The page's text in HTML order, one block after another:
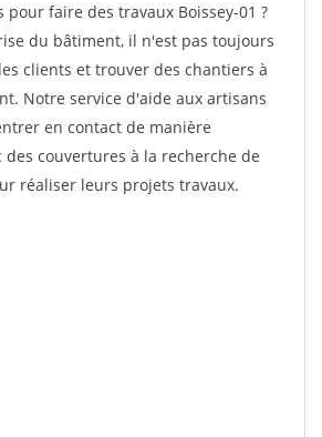
faire des travaux Boissey-01 ?
du bâtiment, il n'est pas toujours
clients et trouver des chantiers à
Notre service d'aide aux artisans
en contact de manière
des couvertures à la recherche de
réaliser leurs projets travaux.